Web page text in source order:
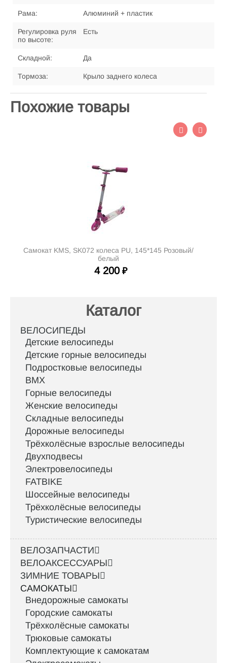
Рама: Алюминий + пластик
Регулировка руля
по высоте:
Есть
Складной: Да
Тормоза: Крыло заднего колеса
Похожие товары
Самокат KMS, SK072 колеса PU, 145*145 Розовый/
белый
4 200 ₽
Каталог
ВЕЛОСИПЕДЫ
Детские велосипеды
Детские горные велосипеды
Подростковые велосипеды
BMX
Горные велосипеды
Женские велосипеды
Складные велосипеды
Дорожные велосипеды
Трёхколёсные взрослые велосипеды
Двухподвесы
Электровелосипеды
FATBIKE
Шоссейные велосипеды
Трёхколёсные велосипеды
Туристические велосипеды
ВЕЛОЗАПЧАСТИ
ВЕЛОАКСЕССУАРЫ
ЗИМНИЕ ТОВАРЫ
САМОКАТЫ
Внедорожные самокаты
Городские самокаты
Трёхколёсные самокаты
Трюковые самокаты
Комплектующие к самокатам